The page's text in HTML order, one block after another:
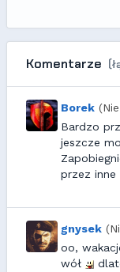
Komentarze
Borek
Bardzo
jeszcze
przez inne
gnysek
oo,
wół